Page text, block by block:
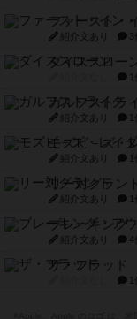
ファースト・
紹介文あり
ダイススロー
ガルフストラ
紹介文あり
モズビ－ズ・
紹介文あり
リー対グラント
紹介文あり
ブレーキング
紹介文あり 4
ザ・フラッド